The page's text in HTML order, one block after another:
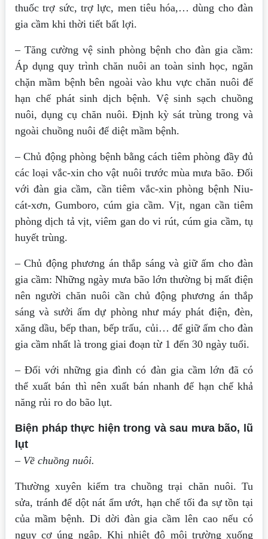
thuốc trợ sức, trợ lực, men tiêu hóa,… dùng cho đàn
gia cầm khi thời tiết bất lợi.
– Tăng cường vệ sinh phòng bệnh cho đàn gia cầm:
Áp dụng quy trình chăn nuôi an toàn sinh học, ngăn
chặn mầm bệnh bên ngoài vào khu vực chăn nuôi để
hạn chế phát sinh dịch bệnh. Vệ sinh sạch chuồng
nuôi, dụng cụ chăn nuôi. Định kỳ sát trùng trong và
ngoài chuồng nuôi để diệt mầm bệnh.
– Chủ động phòng bệnh bằng cách tiêm phòng đầy đủ
các loại vắc-xin cho vật nuôi trước mùa mưa bão. Đối
với đàn gia cầm, cần tiêm vắc-xin phòng bệnh Niu-
cát-xơn, Gumboro, cúm gia cầm. Vịt, ngan cần tiêm
phòng dịch tả vịt, viêm gan do vi rút, cúm gia cầm, tụ
huyết trùng.
– Chủ động phương án thắp sáng và giữ ấm cho đàn
gia cầm: Những ngày mưa bão lớn thường bị mất điện
nên người chăn nuôi cần chủ động phương án thắp
sáng và sưởi ấm dự phòng như máy phát điện, đèn,
xăng dầu, bếp than, bếp trấu, củi… để giữ ấm cho đàn
gia cầm nhất là trong giai đoạn từ 1 đến 30 ngày tuổi.
– Đối với những gia đình có đàn gia cầm lớn đã có
thể xuất bán thì nên xuất bán nhanh để hạn chế khả
năng rủi ro do bão lụt.
Biện pháp thực hiện trong và sau mưa bão, lũ
lụt
– Về chuồng nuôi.
Thường xuyên kiểm tra chuồng trại chăn nuôi. Tu
sửa, tránh để dột nát ẩm ướt, hạn chế tối đa sự tồn tại
của mầm bệnh. Di dời đàn gia cầm lên cao nếu có
nguy cơ úng ngập. Khi nhiệt độ môi trường xuống